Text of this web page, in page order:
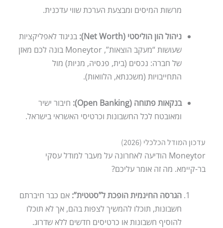
מרשות המיסים ומבצעת הערכת שווי עדכנית.
ניהול הון הוליסטי (Net Worth):
בניגוד לאפליקציות
שעושות “מעקב הוצאות”, Moneytor בונה לכם מאזן
של חברה: נכסים (בית, פנסיה, מניות) מול
התחייבויות (משכנתא, הלוואות).
בנקאות פתוחה (Open Banking):
חיבור ישיר
ומאובטח לכל החשבונות וכרטיסי האשראי בישראל.
עדכון המודל הכלכלי (2026)
Moneytor הודיעה לאחרונה על מעבר למודל עסקי
בר-קיימא. מה זה אומר עליכם?
הגרסה החינמית הופכת ל”סטטית”: אם כבר חיברתם
חשבונות, תוכלו להמשיך לצפות בהם, אך לא תוכלו
להוסיף חשבונות או כרטיסים חדשים ללא שדרוג.